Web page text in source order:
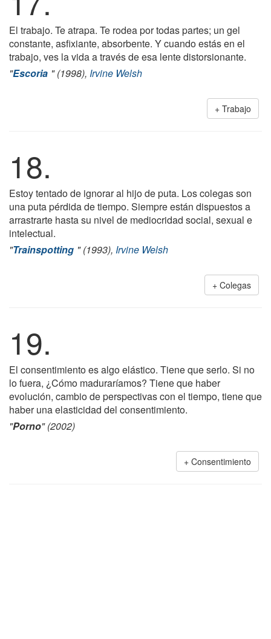
El trabajo. Te atrapa. Te rodea por todas partes; un gel
constante, asfixiante, absorbente. Y cuando estás en el
trabajo, ves la vida a través de esa lente distorsionante.
"Escoria " (1998), Irvine Welsh
Trabajo
18.
Estoy tentado de ignorar al hijo de puta. Los colegas son
una puta pérdida de tiempo. Siempre están dispuestos a
arrastrarte hasta su nivel de mediocridad social, sexual e
intelectual.
"Trainspotting " (1993), Irvine Welsh
Colegas
19.
El consentimiento es algo elástico. Tiene que serlo. Si no
lo fuera, ¿Cómo maduraríamos? Tiene que haber
evolución, cambio de perspectivas con el tiempo, tiene que
haber una elasticidad del consentimiento.
"Porno" (2002)
Consentimiento